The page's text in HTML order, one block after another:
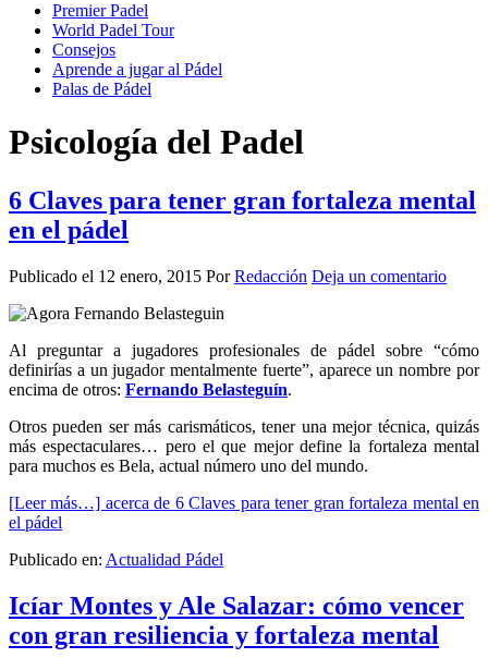
Premier Padel
World Padel Tour
Consejos
Aprende a jugar al Pádel
Palas de Pádel
Psicología del Padel
6 Claves para tener gran fortaleza mental
en el pádel
Publicado el 12 enero, 2015 PorRedacción Deja un comentario
Al preguntar a jugadores profesionales de pádel sobre “cómo
definirías a un jugador mentalmente fuerte”, aparece un nombre por
encima de otros: Fernando Belasteguín.
Otros pueden ser más carismáticos, tener una mejor técnica, quizás
más espectaculares… pero el que mejor define la fortaleza mental
para muchos es Bela, actual número uno del mundo.
[Leer más…] acerca de 6 Claves para tener gran fortaleza mental en
el pádel
Publicado en: Actualidad Pádel
Icíar Montes y Ale Salazar: cómo vencer
con gran resiliencia y fortaleza mental